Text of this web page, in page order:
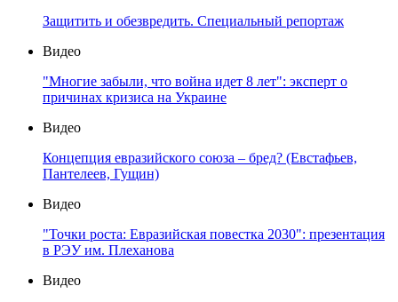
Защитить и обезвредить. Специальный репортаж
Видео
"Многие забыли, что война идет 8 лет": эксперт о
причинах кризиса на Украине
Видео
Концепция евразийского союза – бред? (Евстафьев,
Пантелеев, Гущин)
Видео
"Точки роста: Евразийская повестка 2030": презентация
в РЭУ им. Плеханова
Видео